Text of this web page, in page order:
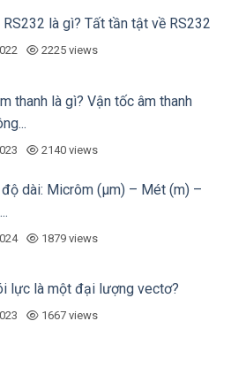
vụ khách hàng bằng thái độ
Cam kết không phụ sự tin
tin liên quan đến sản phẩm
bị phù hợp với nhu cầu sử
kiệm chi phí.
RS232 là gì? Tất tần tật về RS232
2225 views
thanh là gì? Vận tốc âm thanh
2140 views
dài: Micrôm (µm) – Mét (m) –
1879 views
lực là một đại lượng vectơ?
1667 views